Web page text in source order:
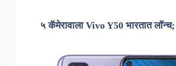
५ कॅमेरावाला Vivo Y50 भारतात